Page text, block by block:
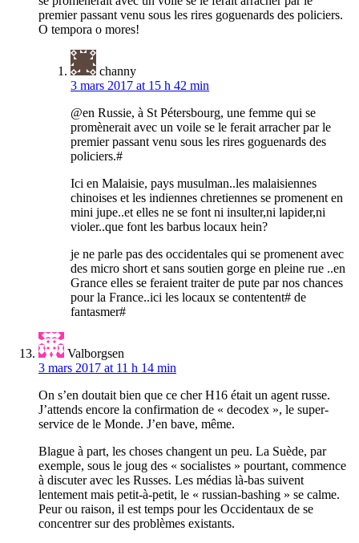
premier passant venu sous les rires goguenards des policiers.
O tempora o mores!
channy
3 mars 2017 at 15 h 42 min
@en Russie, à St Pétersbourg, une femme qui se
promènerait avec un voile se le ferait arracher par le
premier passant venu sous les rires goguenards des
policiers.#
Ici en Malaisie, pays musulman..les malaisiennes
chinoises et les indiennes chretiennes se promenent en
mini jupe..et elles ne se font ni insulter,ni lapider,ni
violer..que font les barbus locaux hein?
je ne parle pas des occidentales qui se promenent avec
des micro short et sans soutien gorge en pleine rue ..en
Grance elles se feraient traiter de pute par nos chances
pour la France..ici les locaux se contentent# de
fantasmer#
Valborgsen
3 mars 2017 at 11 h 14 min
On s’en doutait bien que ce cher H16 était un agent russe.
J’attends encore la confirmation de « decodex », le super-
service de le Monde. J’en bave, même.
Blague à part, les choses changent un peu. La Suède, par
exemple, sous le joug des « socialistes » pourtant, commence
à discuter avec les Russes. Les médias là-bas suivent
lentement mais petit-à-petit, le « russian-bashing » se calme.
Peur ou raison, il est temps pour les Occidentaux de se
concentrer sur des problèmes existants.